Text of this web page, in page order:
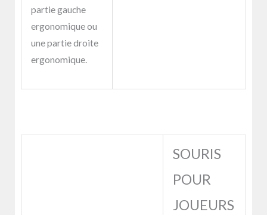
partie gauche
ergonomique ou
une partie droite
ergonomique.
SOURIS
POUR
JOUEURS